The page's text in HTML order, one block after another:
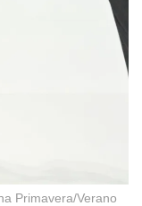
Primavera/Verano